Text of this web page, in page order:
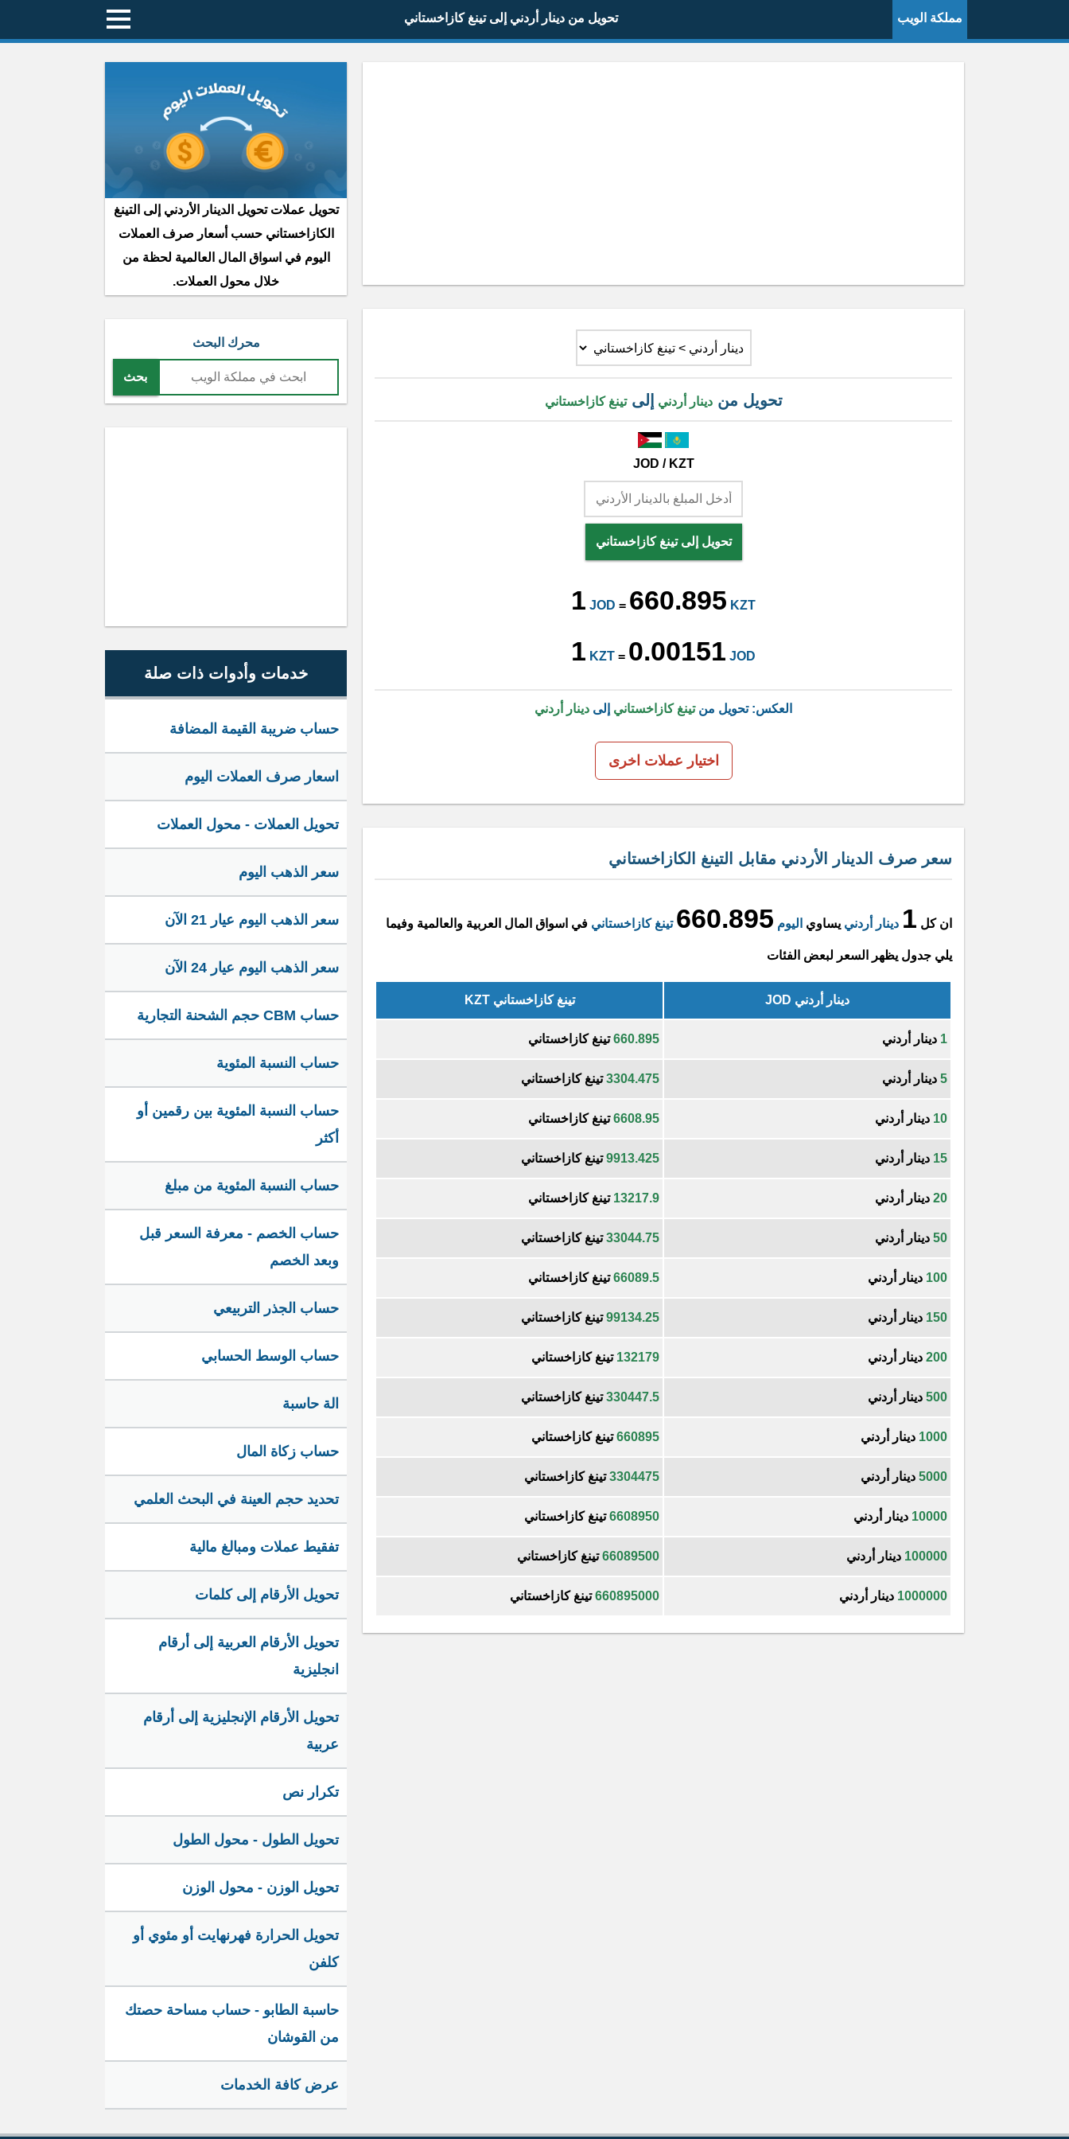
مملكة الويب تحويل من دينار أردني إلى تينغ كازاخستاني
تحويل مندينار أردني إلىتينغ كازاخستاني
JOD / KZT
تحويل إلى تينغ كازاخستاني
1 JOD = 660.895 KZT
1 KZT = 0.00151 JOD
العكس: تحويل منتينغ كازاخستاني إلى دينار أردني
اختيار عملات اخرى
سعر صرف الدينار الأردني مقابل التينغ الكازاخستاني
ان كل 1 دينار أردني يساوي اليوم 660.895 تينغ كازاخستاني في اسواق المال العربية والعالمية وفيما
يلي جدول يظهر السعر لبعض الفئات
دينار أردني JOD تينغ كازاخستاني KZT
1 دينار أردني 660.895تينغ كازاخستاني
5 دينار أردني 3304.475تينغ كازاخستاني
10 دينار أردني 6608.95تينغ كازاخستاني
15 دينار أردني 9913.425تينغ كازاخستاني
20 دينار أردني 13217.9 تينغ كازاخستاني
50 دينار أردني 33044.75تينغ كازاخستاني
100 دينار أردني 66089.5تينغ كازاخستاني
150 دينار أردني 99134.25تينغ كازاخستاني
200 دينار أردني 132179 تينغ كازاخستاني
500 دينار أردني 330447.5تينغ كازاخستاني
1000 دينار أردني 660895تينغ كازاخستاني
5000 دينار أردني 3304475تينغ كازاخستاني
10000 دينار أردني 6608950تينغ كازاخستاني
100000 دينار أردني 66089500تينغ كازاخستاني
1000000 دينار أردني 660895000تينغ كازاخستاني
تحويل عملات تحويل الدينار الأردني إلى التينغ
الكازاخستاني حسب أسعار صرف العملات
اليوم في اسواق المال العالمية لحظة من
خلال محول العملات.
محرك البحث
بحث
خدمات وأدوات ذات صلة
حساب ضريبة القيمة المضافة
اسعار صرف العملات اليوم
تحويل العملات - محول العملات
سعر الذهب اليوم
سعر الذهب اليوم عيار 21 الآن
سعر الذهب اليوم عيار 24 الآن
حساب CBM حجم الشحنة التجارية
حساب النسبة المئوية
حساب النسبة المئوية بين رقمين أو
أكثر
حساب النسبة المئوية من مبلغ
حساب الخصم - معرفة السعر قبل
وبعد الخصم
حساب الجذر التربيعي
حساب الوسط الحسابي
الة حاسبة
حساب زكاة المال
تحديد حجم العينة في البحث العلمي
تفقيط عملات ومبالغ مالية
تحويل الأرقام إلى كلمات
تحويل الأرقام العربية إلى أرقام
انجليزية
تحويل الأرقام الإنجليزية إلى أرقام
عربية
تكرار نص
تحويل الطول - محول الطول
تحويل الوزن - محول الوزن
تحويل الحرارة فهرنهايت أو مئوي أو
كلفن
حاسبة الطابو - حساب مساحة حصتك
من القوشان
عرض كافة الخدمات